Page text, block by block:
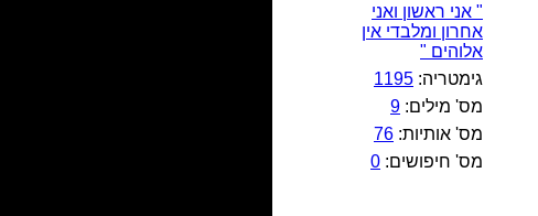
" אני ראשון ואני
אחרון ומלבדי אין
אלוהים "
גימטריה: 1195
מס' מילים: 9
מס' אותיות: 76
מס' חיפושים: 0